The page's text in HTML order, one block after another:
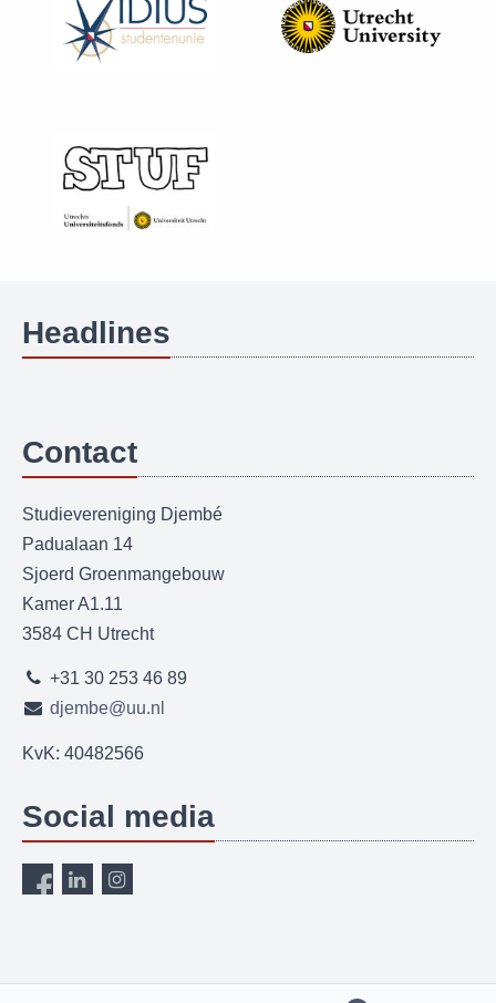
Headlines
Contact
Studievereniging Djembé
Padualaan 14
Sjoerd Groenmangebouw
Kamer A1.11
3584 CH Utrecht
+31 30 253 46 89
djembe@uu.nl
KvK: 40482566
Social media